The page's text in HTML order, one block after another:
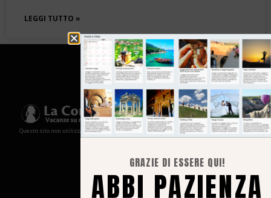
LEGGI TUTTO »
Questo sito non utilizza cookies e non memorizza in alcun modo le tue informazioni
GRAZIE DI ESSERE QUI!
ABBI PAZIENZA